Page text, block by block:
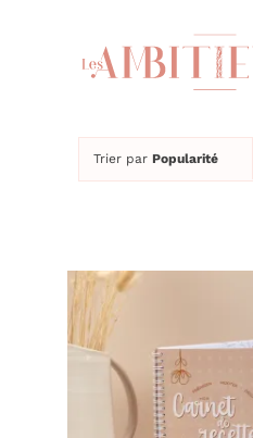
Trier par Popularité